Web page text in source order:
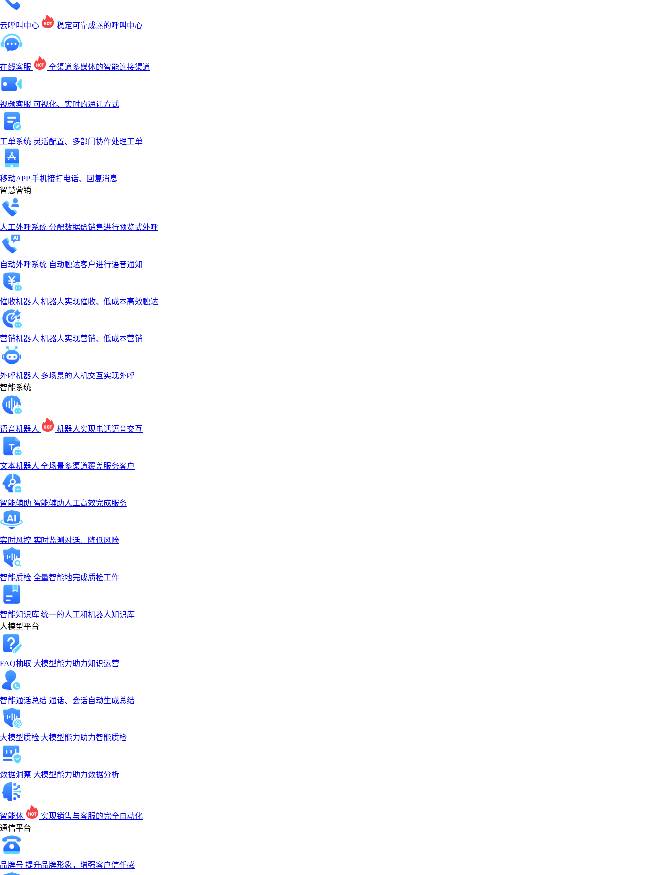
云呼叫中心 稳定可靠成熟的呼叫中心
在线客服 全渠道多媒体的智能连接渠道
视频客服 可视化、实时的通讯方式
工单系统 灵活配置、多部门协作处理工单
移动APP手机接打电话、回复消息
智慧营销
人工外呼系统 分配数据给销售进行预览式外呼
自动外呼系统 自动触达客户进行语音通知
催收机器人 机器人实现催收、低成本高效触达
营销机器人 机器人实现营销、低成本营销
外呼机器人 多场景的人机交互实现外呼
智能系统
语音机器人 机器人实现电话语音交互
文本机器人 全场景多渠道覆盖服务客户
智能辅助 智能辅助人工高效完成服务
实时风控 实时监测对话、降低风险
智能质检 全量智能地完成质检工作
智能知识库 统一的人工和机器人知识库
大模型平台
FAQ抽取 大模型能力助力知识运营
智能通话总结 通话、会话自动生成总结
大模型质检 大模型能力助力智能质检
数据洞察 大模型能力助力数据分析
智能体
实现销售与客服的完全自动化
通信平台
品牌号 提升品牌形象，增强客户信任感